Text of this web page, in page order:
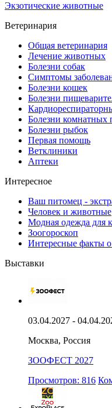
Экзотические животные
Ветеринария
Общая ветеринария
Лечение животных
Болезни собак
Симптомы
Болезни кошек
Болезни
Болезни комнатных
Болезни рыбок
Первая помощь
Ветклиники
Аптеки
Интересное
Ваш питомец -
Человек и животные
Модная одежда для
Зоогороскоп
Интересные факты
Выставки
03.04.2027 -
Москва, Россия
ЗООФЕСТ 2027
Просмотров: 816